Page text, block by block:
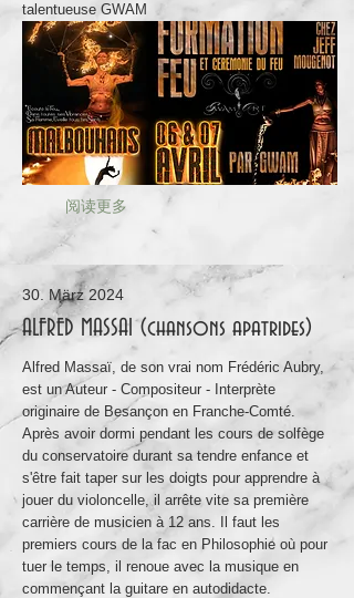
talentueuse GWAM
阅读更多
30. März 2024
ALFRED MASSAI (chansons apatrides)
Alfred Massaï, de son vrai nom Frédéric Aubry,
est un Auteur - Compositeur - Interprète
originaire de Besançon en Franche-Comté.
Après avoir dormi pendant les cours de solfège
du conservatoire durant sa tendre enfance et
s'être fait taper sur les doigts pour apprendre à
jouer du violoncelle, il arrête vite sa première
carrière de musicien à 12 ans. Il faut les
premiers cours de la fac en Philosophie où pour
tuer le temps, il renoue avec la musique en
commençant la guitare en autodidacte.